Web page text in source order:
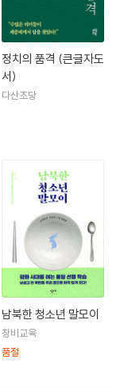
정치의 품격 (큰글자도
서)
다산초당
남북한 청소년 말모이
창비교육
품절